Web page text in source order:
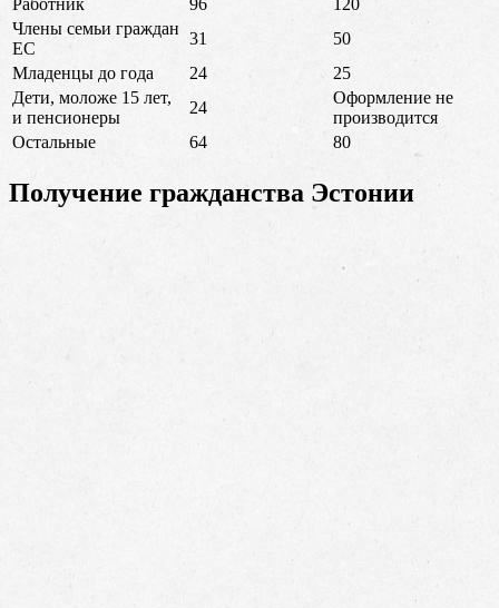
Члены семьи граждан
ЕС
31
50
Младенцы до года
24
25
Дети, моложе 15 лет,
и пенсионеры
24
Оформление не
производится
Остальные
64 80
Получение гражданства Эстонии